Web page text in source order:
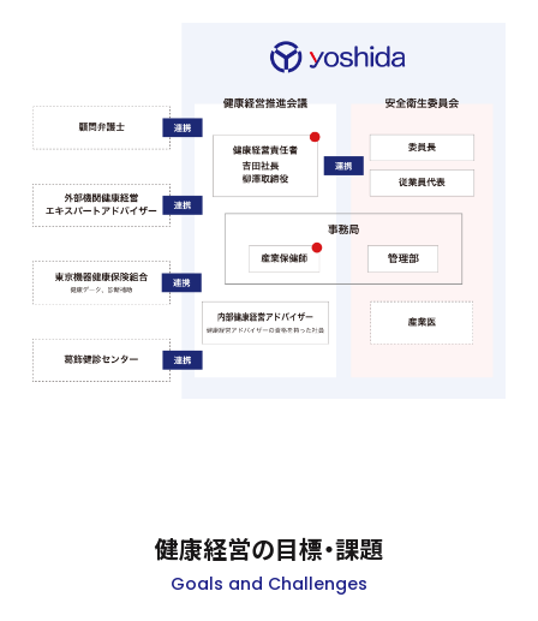
健康経営の目標・課題
Goals and Challenges